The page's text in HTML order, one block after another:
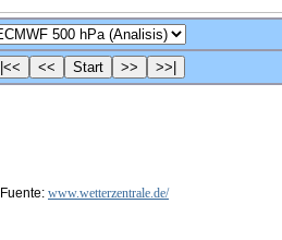
Fuente: www.wetterzentrale.de/